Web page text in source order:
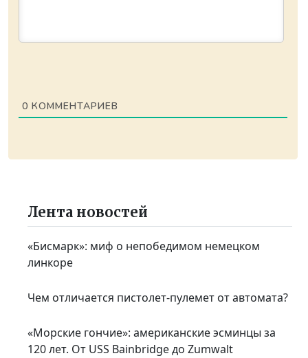
0 КОММЕНТАРИЕВ
Лента новостей
«Бисмарк»: миф о непобедимом немецком
линкоре
Чем отличается пистолет-пулемет от автомата?
«Морские гончие»: американские эсминцы за
120 лет. От USS Bainbridge до Zumwalt